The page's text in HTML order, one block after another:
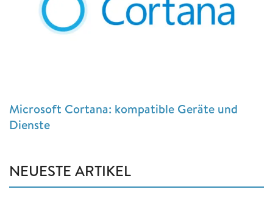
Microsoft Cortana: kompatible Geräte und
Dienste
NEUESTE ARTIKEL